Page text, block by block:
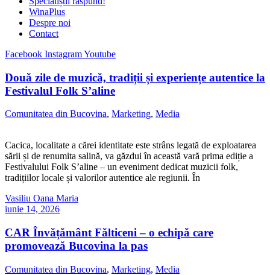
WinaPlus
Despre noi
Contact
Facebook InstagramYoutube
Două zile de muzică, tradiții și experiențe autentice la
Festivalul Folk S’aline
Comunitatea din Bucovina, Marketing, Media
Cacica, localitate a cărei identitate este strâns legată de exploatarea
sării și de renumita salină, va găzdui în această vară prima ediție a
Festivalului Folk S’aline – un eveniment dedicat muzicii folk,
tradițiilor locale și valorilor autentice ale regiunii. În
Vasiliu Oana Maria
iunie 14, 2026
CAR Învățământ Fălticeni – o echipă care
promovează Bucovina la pas
Comunitatea din Bucovina, Marketing, Media